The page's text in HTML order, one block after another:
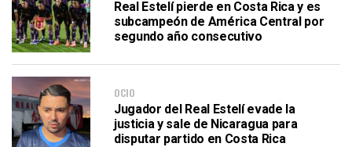
Real Estelí pierde en Costa Rica y es
subcampeón de América Central por
segundo año consecutivo
OCIO
Jugador del Real Estelí evade la
justicia y sale de Nicaragua para
disputar partido en Costa Rica